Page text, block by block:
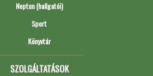
Neptun (hallgatói)
Sport
Könyvtár
SZOLGÁLTATÁSOK